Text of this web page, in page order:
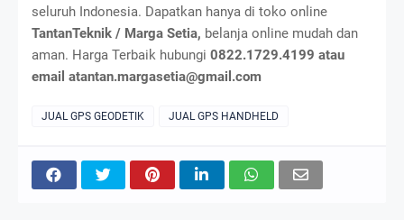
seluruh Indonesia. Dapatkan hanya di toko online
TantanTeknik / Marga Setia, belanja online mudah dan
aman. Harga Terbaik hubungi 0822.1729.4199 atau
email atantan.margasetia@gmail.com
JUAL GPS GEODETIK JUAL GPS HANDHELD